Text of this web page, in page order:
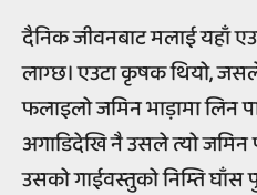
दैनिक जीवनबाट मलाई यहाँ
लाग्छ। एउटा कृषक थियो,
फलाइलो जमिन भाड़ामा लिन
अगाडिदेखि नै उसले त्यो जमिन
उसको गाईवस्तुको निम्ति